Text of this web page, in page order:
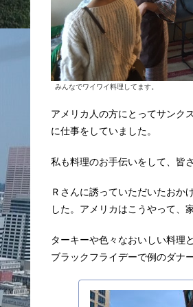
みんなでワイワイ料理してます。
アメリカ人の方にとってサンク
に仕事をしていました。
私も料理のお手伝いをして、皆
Ｒさんに誘っていただいたおか
した。アメリカはこうやって、
ターキーや色々なおいしい料理
ブラックフライデーで例のダナ